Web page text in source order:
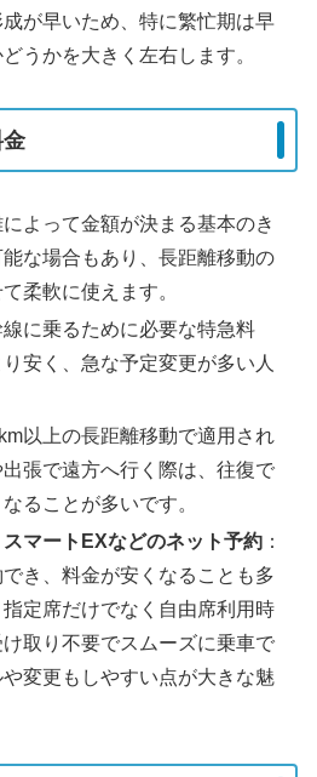
が早いため、特に繁忙期は早
うかを大きく左右します。
によって金額が決まる基本のき
な場合もあり、長距離移動の
柔軟に使えます。
線に乗るために必要な特急料
安く、急な予定変更が多い人
以上の長距離移動で適用され
張で遠方へ行く際は、往復で
ることが多いです。
マートEXなどのネット予約 ：
き、料金が安くなることも多
定席だけでなく自由席利用時
取り不要でスムーズに乗車で
変更もしやすい点が大きな魅